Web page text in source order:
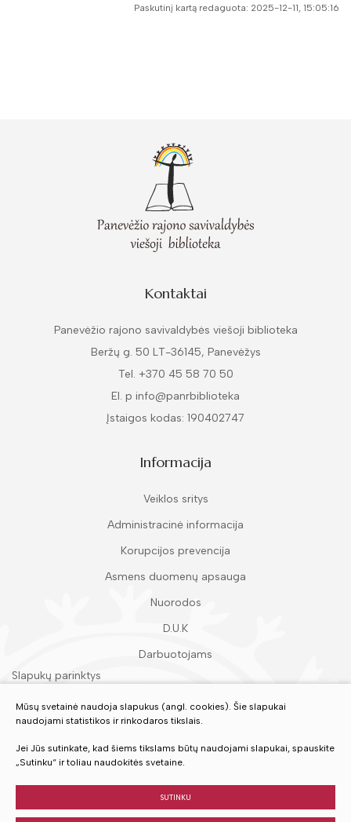
Paskutinį kartą redaguota: 2025-12-11, 15:05:16
Kontaktai
Panevėžio rajono savivaldybės viešoji biblioteka
Beržų g. 50 LT-36145, Panevėžys
Tel. +370 45 58 70 50
El. p info@panrbiblioteka
Įstaigos kodas: 190402747
Informacija
Veiklos sritys
Administracinė informacija
Korupcijos prevencija
Asmens duomenų apsauga
Nuorodos
D.U.K
Darbuotojams
Slapukų parinktys
Įvertinkite mūsų paslaugas
Mūsų svetainė naudoja slapukus (angl. cookies). Šie slapukai
naudojami statistikos ir rinkodaros tikslais.
Jei Jūs sutinkate, kad šiems tikslams būtų naudojami slapukai, spauskite
„Sutinku“ ir toliau naudokitės svetaine.
SUTINKU